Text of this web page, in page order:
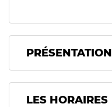
PRÉSENTATION
LES HORAIRES